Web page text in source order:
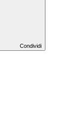
Condividi